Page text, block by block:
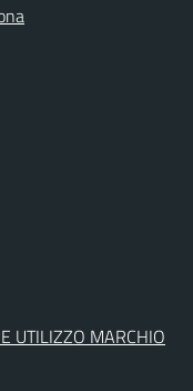
UTILIZZO MARCHIO